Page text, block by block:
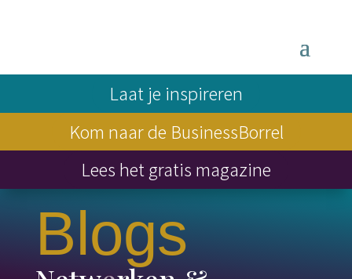
Laat je inspireren
Kom naar de BusinessBorrel
Lees het gratis magazine
Blogs